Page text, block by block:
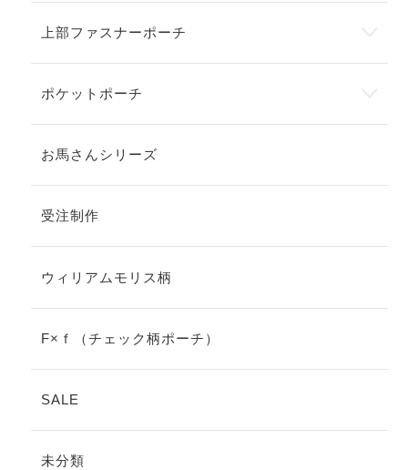
上部ファスナーポーチ
ポケットポーチ
お馬さんシリーズ
受注制作
ウィリアムモリス柄
F×ｆ（チェック柄ポーチ）
SALE
未分類